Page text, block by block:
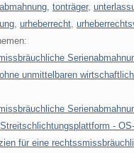
tonträger,
urheberrecht
unmittelbaren
-
für eine